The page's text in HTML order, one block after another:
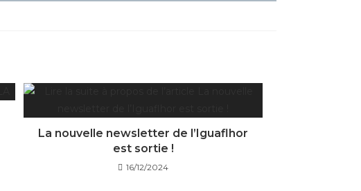
La nouvelle newsletter de l’Iguaflhor
est sortie !
16/12/2024